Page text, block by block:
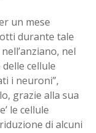
un mese
durante tale
nel
cellule
i neuroni”,
grazie alla sua
le cellule
di alcuni